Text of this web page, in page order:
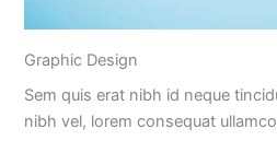
Graphic Design
Sem quis erat nibh id neque
nibh vel, lorem consequat